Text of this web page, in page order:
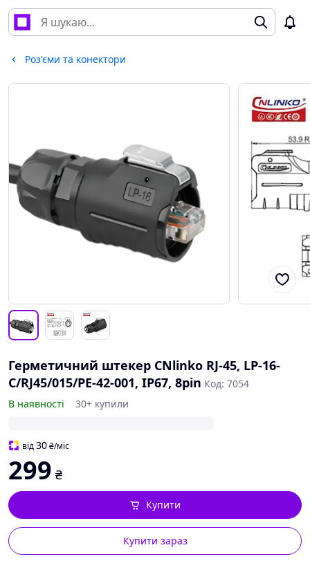
Роз'єми та конектори
Герметичний штекер CNlinko RJ-45, LP-16-
C/RJ45/015/PE-42-001, IP67, 8pin Код: 7054
В наявності
30+ купили
від30₴/міс
299 ₴
Купити зараз
Купити